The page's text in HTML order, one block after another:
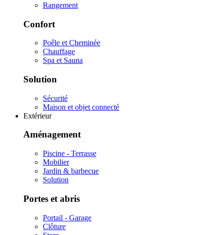
Rangement
Confort
Poêle et Cheminée
Chauffage
Spa et Sauna
Solution
Sécurité
Maison et objet connecté
Extérieur
Aménagement
Piscine - Terrasse
Mobilier
Jardin & barbecue
Solution
Portes et abris
Portail - Garage
Clôture